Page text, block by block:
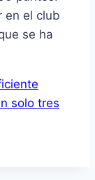
en el club
se ha
solo tres